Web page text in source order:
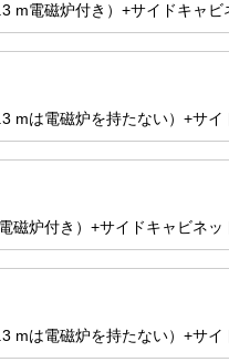
m電磁炉付き）+サイドキャ
mは電磁炉を持たない）+サ
磁炉付き）+サイドキャビネ
mは電磁炉を持たない）+サ